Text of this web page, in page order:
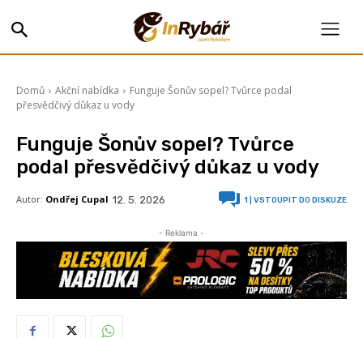
Domů Akční nabídka
Funguje Šonův sopel? Tvůrce podal
přesvědčivý důkaz u vody
Funguje Šonův sopel? Tvůrce
podal přesvědčivý důkaz u vody
Autor: Ondřej Cupal 12. 5. 2026 1 | VSTOUPIT DO DISKUZE
- Reklama -